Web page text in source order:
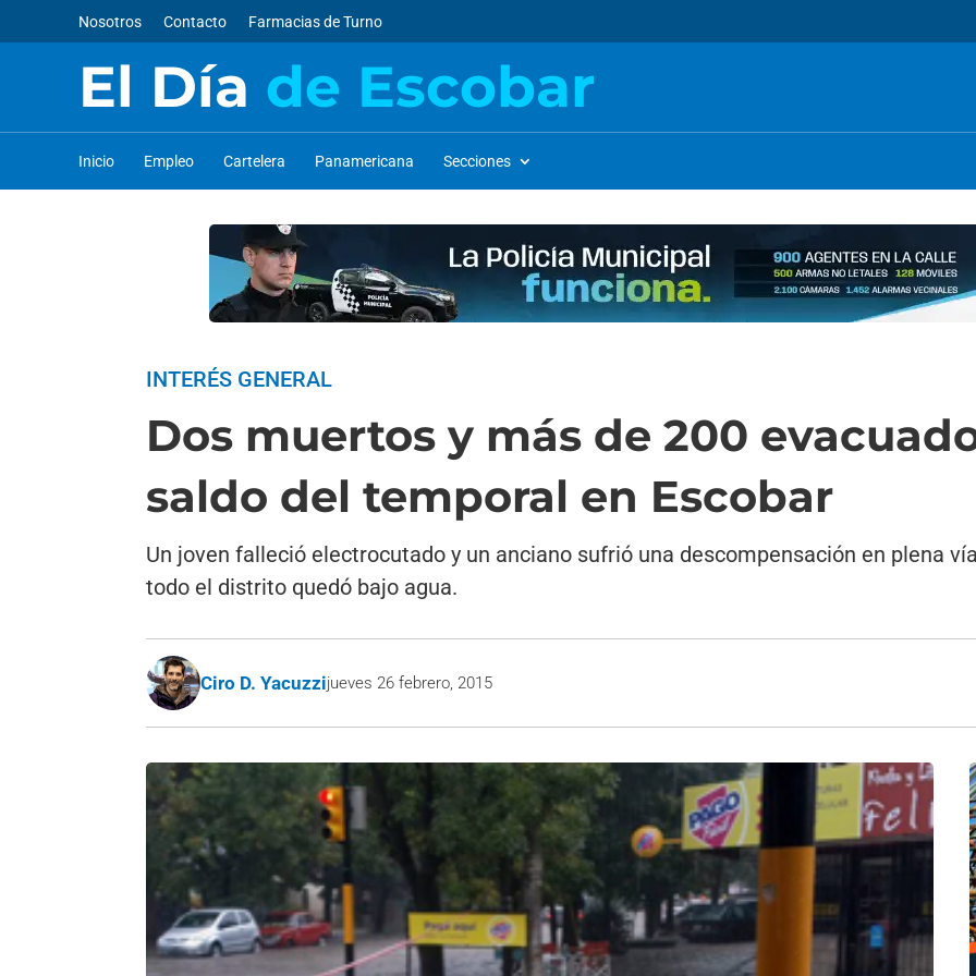
Nosotros Contacto Farmacias de Turno
El Día de Escobar
Inicio Empleo Cartelera Panamericana Secciones
INTERÉS GENERAL
Dos muertos y más de 200
saldo del temporal en Escobar
Un joven falleció electrocutado y un anciano sufrió una descompensación en plena
todo el distrito quedó bajo agua.
Ciro D. Yacuzzijueves 26 febrero, 2015